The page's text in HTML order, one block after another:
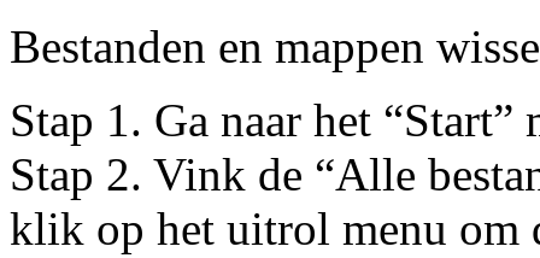
Bestanden en mappen
Stap 1. Ga naar het
Stap 2. Vink de “Alle
klik op het uitrol menu om